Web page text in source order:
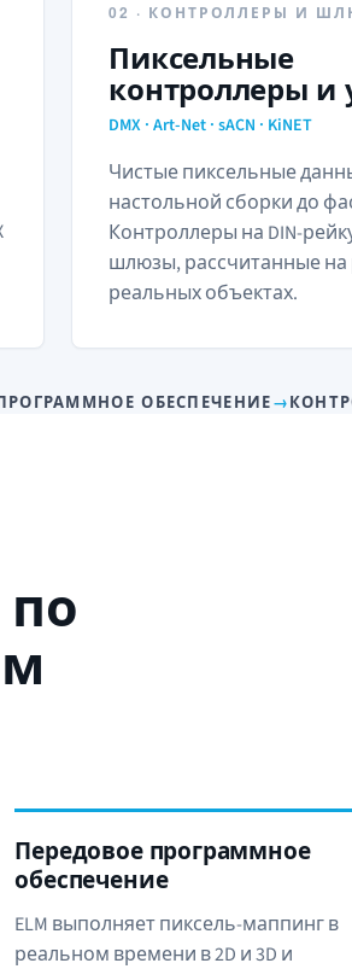
02 · КОНТРОЛЛЕРЫ И
Пиксельные
контроллеры и
DMX · Art-Net · sACN · KiNET
Чистые пиксельные
настольной сборки до
Контроллеры на DIN-
шлюзы, рассчитанные на
реальных объектах.
ОБЕСПЕЧЕНИЕ→
Передовое программное
обеспечение
ELM выполняет пиксель-маппинг в
реальном времени в 2D и 3D и